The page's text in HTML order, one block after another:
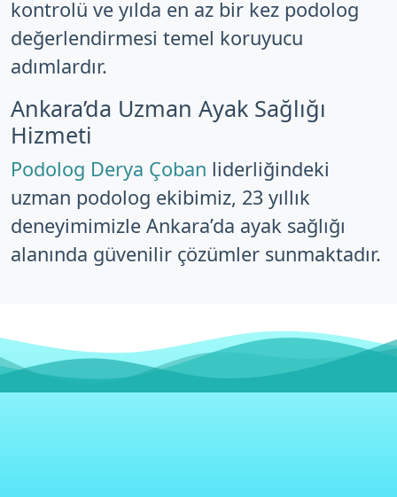
kontrolü ve yılda en az bir kez podolog
değerlendirmesi temel koruyucu
adımlardır.
Ankara’da Uzman Ayak Sağlığı
Hizmeti
Podolog Derya Çoban liderliğindeki
uzman podolog ekibimiz, 23 yıllık
deneyimimizle Ankara’da ayak sağlığı
alanında güvenilir çözümler sunmaktadır.